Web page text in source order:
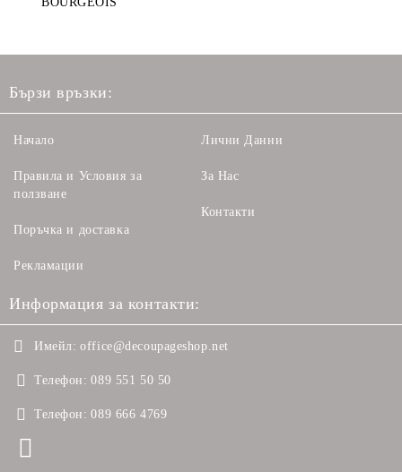
Бързи връзки:
Начало
Правила и Условия за
ползване
Поръчка и доставка
Рекламации
Лични Данни
За Нас
Контакти
Информация за контакти:
Имейл: office@decoupageshop.net
Телефон: 089 551 50 50
Телефон: 089 666 4769